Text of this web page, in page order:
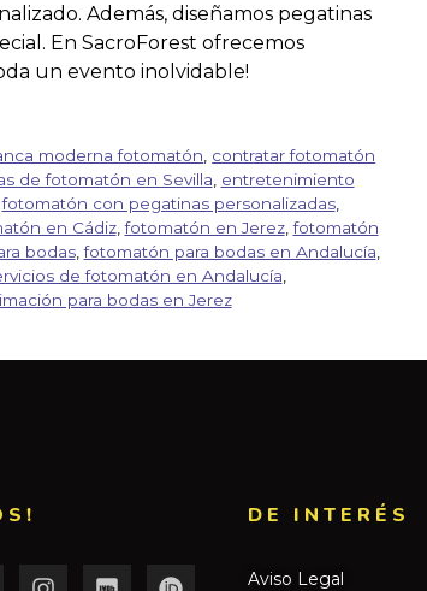
Además, diseñamos pegatinas
En SacroForest ofrecemos
un evento inolvidable!
moderna fotomatón contratar fotomatón
de fotomatón en Sevilla entretenimiento
fotomatón con pegatinas personalizadas,
en Cádiz,fotomatón en Jerez,fotomatón
bodas,fotomatón para bodas en Andalucía
de fotomatón en Andalucía
para bodas en Jerez
DE INTERÉS​
Aviso Legal